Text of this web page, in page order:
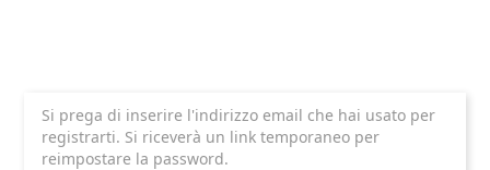
Si prega di inserire l'indirizzo email che hai usato per
registrarti. Si riceverà un link temporaneo per
reimpostare la password.